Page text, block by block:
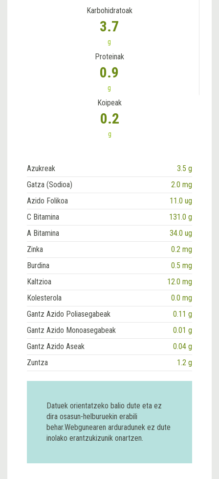
Karbohidratoak
3.7
g
Proteinak
0.9
g
Koipeak
0.2
g
Azukreak
3.5 g
Gatza (Sodioa)
2.0 mg
Azido Folikoa
11.0 ug
C Bitamina
131.0 g
A Bitamina
34.0 ug
Zinka
0.2 mg
Burdina
0.5 mg
Kaltzioa
12.0 mg
Kolesterola
0.0 mg
Gantz Azido Poliasegabeak
0.11 g
Gantz Azido Monoasegabeak
0.01 g
Gantz Azido Aseak
0.04 g
Zuntza
1.2 g
Datuek orientatzeko balio dute eta ez
dira osasun-helburuekin erabili
behar.Webgunearen arduradunek ez dute
inolako erantzukizunik onartzen.